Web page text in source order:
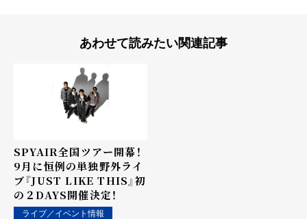
あわせて読みたい関連記事
SPYAIR全国ツアー開幕！
9月に恒例の単独野外ライ
ブ『JUST LIKE THIS』初
の２DAYS開催決定！
ライブ／イベント情報